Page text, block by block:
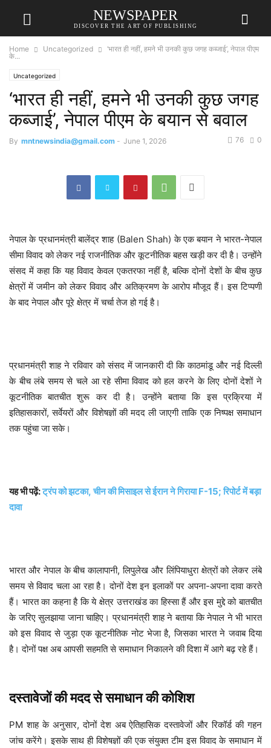
NEWSPAPER
DISCOVER THE ART OF PUBLISHING
Home Uncategorized
‘भारत ही नहीं, हमने भी उनकी कुछ जगह कब्जाई’, नेपाल पीएम
के...
Uncategorized
‘भारत ही नहीं, हमने भी उनकी कुछ जगह
कब्जाई’, नेपाल पीएम के बयान से बवाल
By mntnewsindia@gmail.com - June 1, 2026 0
76
नेपाल के प्रधानमंत्री बालेंद्र शाह (Balen Shah) के एक बयान ने भारत-नेपाल
सीमा विवाद को लेकर नई राजनीतिक और कूटनीतिक बहस खड़ी कर दी है। उन्होंने
संसद में कहा कि यह विवाद केवल एकतरफा नहीं है, बल्कि दोनों देशों के बीच कुछ
क्षेत्रों में जमीन को लेकर विवाद और अतिक्रमण के आरोप मौजूद हैं। इस टिप्पणी
के बाद नेपाल और पूरे क्षेत्र में चर्चा तेज हो गई है।
प्रधानमंत्री शाह ने रविवार को संसद में जानकारी दी कि काठमांडू और नई दिल्ली
के बीच लंबे समय से चले आ रहे सीमा विवाद को हल करने के लिए दोनों देशों ने
कूटनीतिक बातचीत शुरू कर दी है। उन्होंने बताया कि इस प्रक्रिया में
इतिहासकारों, सर्वेयरों और विशेषज्ञों की मदद ली जाएगी ताकि एक निष्पक्ष समाधान
तक पहुंचा जा सके।
यह भी पढ़ें:ट्रंप को झटका, चीन की मिसाइल से ईरान ने गिराया F-15; रिपोर्ट में बड़ा
दावा
भारत और नेपाल के बीच कालापानी, लिपुलेख और लिंपियाधुरा क्षेत्रों को लेकर लंबे
समय से विवाद चला आ रहा है। दोनों देश इन इलाकों पर अपना-अपना दावा करते
हैं। भारत का कहना है कि ये क्षेत्र उत्तराखंड का हिस्सा हैं और इस मुद्दे को बातचीत
के जरिए सुलझाया जाना चाहिए। प्रधानमंत्री शाह ने बताया कि नेपाल ने भी भारत
को इस विवाद से जुड़ा एक कूटनीतिक नोट भेजा है, जिसका भारत ने जवाब दिया
है। दोनों पक्ष अब आपसी सहमति से समाधान निकालने की दिशा में आगे बढ़ रहे हैं।
दस्तावेजों की मदद से समाधान की कोशिश
PM शाह के अनुसार, दोनों देश अब ऐतिहासिक दस्तावेजों और रिकॉर्ड की गहन
जांच करेंगे। इसके साथ ही विशेषज्ञों की एक संयुक्त टीम इस विवाद के समाधान में